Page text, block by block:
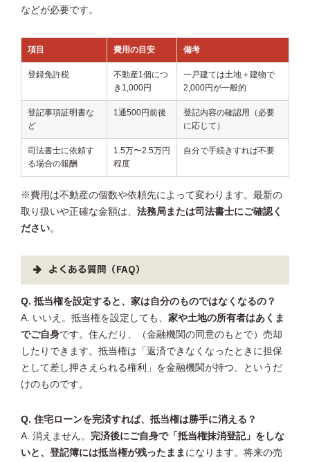
などが必要です。
項目 費用の目安 備考
登録免許税
不動産1個につ
き1,000円
一戸建ては土地＋建物で
2,000円が一般的
登記事項証明書な
ど
1通500円前後
登記内容の確認用（必要
に応じて）
司法書士に依頼す
る場合の報酬
1.5万〜2.5万円
程度
自分で手続きすれば不要
※費用は不動産の個数や依頼先によって変わります。最新の
取り扱いや正確な金額は、 法務局または司法書士にご確認く
ださい。
よくある質問（FAQ）
Q. 抵当権を設定すると、家は自分のものではなくなるの？
A. いいえ。抵当権を設定しても、 家や土地の所有者はあくま
でご自身です。住んだり、（金融機関の同意のもとで）売却
したりできます。抵当権は「返済できなくなったときに担保
として差し押さえられる権利」を金融機関が持つ、というだ
けのものです。
Q. 住宅ローンを完済すれば、抵当権は勝手に消える？
A. 消えません。 完済後にご自身で「抵当権抹消登記」をしな
いと、登記簿には抵当権が残ったまま になります。将来の売